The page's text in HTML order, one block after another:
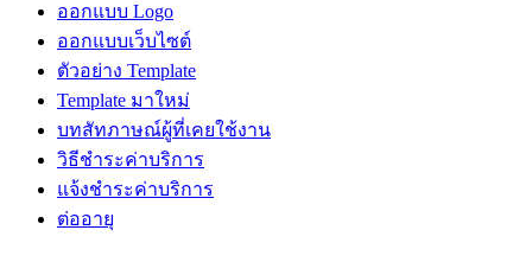
ออกแบบ Logo
ออกแบบเว็บไซต์
ตัวอย่าง Template
Template มาใหม่
บทสัทภาษณ์ผู้ที่เคยใช้งาน
วิธีชำระค่าบริการ
แจ้งชำระค่าบริการ
ต่ออายุ